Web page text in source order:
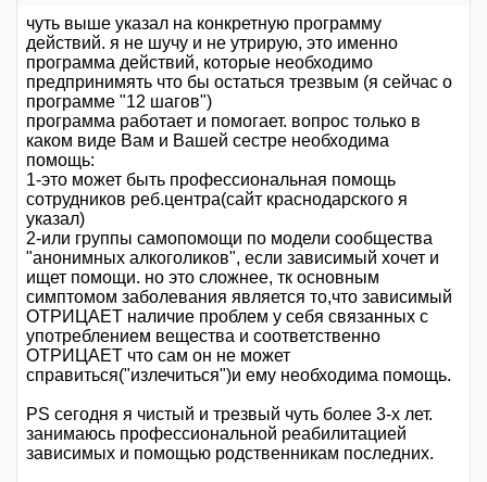
чуть выше указал на конкретную программу
действий. я не шучу и не утрирую, это именно
программа действий, которые необходимо
предпринимять что бы остаться трезвым (я сейчас о
программе "12 шагов")
программа работает и помогает. вопрос только в
каком виде Вам и Вашей сестре необходима
помощь:
1-это может быть профессиональная помощь
сотрудников реб.центра(сайт краснодарского я
указал)
2-или группы самопомощи по модели сообщества
"анонимных алкоголиков", если зависимый хочет и
ищет помощи. но это сложнее, тк основным
симптомом заболевания является то,что зависимый
ОТРИЦАЕТ наличие проблем у себя связанных с
употреблением вещества и соответственно
ОТРИЦАЕТ что сам он не может
справиться("излечиться")и ему необходима помощь.
PS сегодня я чистый и трезвый чуть более 3-х лет.
занимаюсь профессиональной реабилитацией
зависимых и помощью родственникам последних.